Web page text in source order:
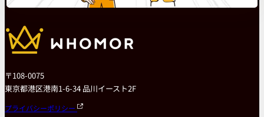
〒108-0075
東京都港区港南1-6-34 品川イースト2F
プライバシーポリシー